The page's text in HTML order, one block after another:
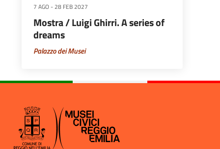
7 AGO -28 FEB 2027
Mostra / Luigi Ghirri. A series of
dreams
Palazzo dei Musei